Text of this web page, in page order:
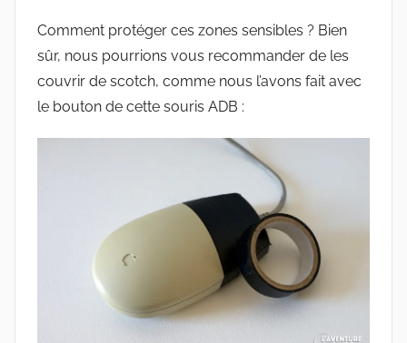
Comment protéger ces zones sensibles ? Bien
sûr, nous pourrions vous recommander de les
couvrir de scotch, comme nous l’avons fait avec
le bouton de cette souris ADB :